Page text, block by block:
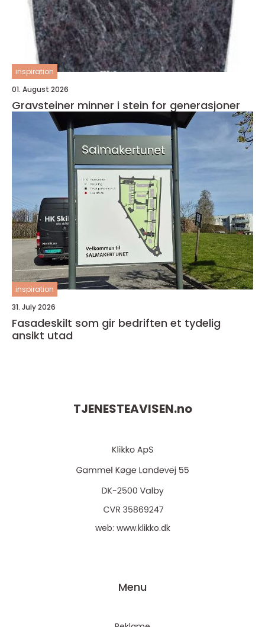
inspiration
01. August 2026
Gravsteiner minner i stein for generasjoner
inspiration
31. July 2026
Fasadeskilt som gir bedriften et tydelig
ansikt utad
TJENESTEAVISEN.no
web: www.klikko.dk
Menu